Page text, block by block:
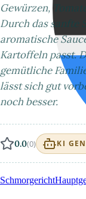
Gewürzen,
Durch das sanfte
aromatische
Kartoffeln passt.
gemütliche
lässt sich gut
noch besser.
0.0(0) KI
Schmorgericht